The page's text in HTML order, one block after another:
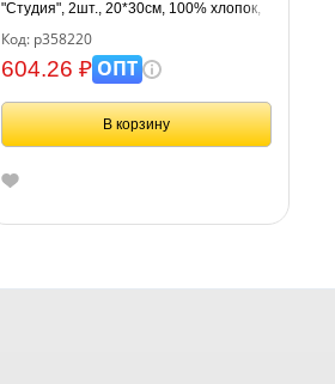
"Студия", 2шт., 20*30см, 100% хлопок,
280г/м2, мелкое зерно
Код: р358220
604.26 ₽ОПТ
В корзину